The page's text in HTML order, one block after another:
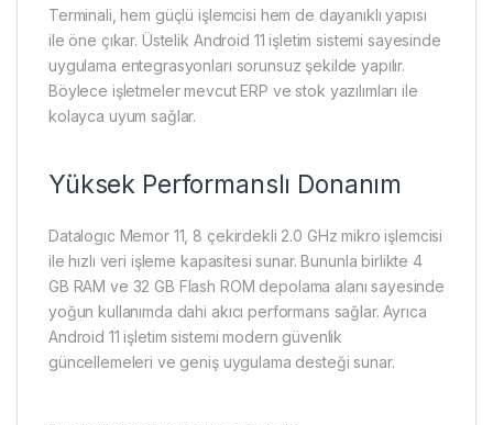
Terminali, hem güçlü işlemcisi hem de dayanıklı yapısı
ile öne çıkar. Üstelik Android 11 işletim sistemi sayesinde
uygulama entegrasyonları sorunsuz şekilde yapılır.
Böylece işletmeler mevcut ERP ve stok yazılımları ile
kolayca uyum sağlar.
Yüksek Performanslı Donanım
Datalogıc Memor 11, 8 çekirdekli 2.0 GHz mikro işlemcisi
ile hızlı veri işleme kapasitesi sunar. Bununla birlikte 4
GB RAM ve 32 GB Flash ROM depolama alanı sayesinde
yoğun kullanımda dahi akıcı performans sağlar. Ayrıca
Android 11 işletim sistemi modern güvenlik
güncellemeleri ve geniş uygulama desteği sunar.